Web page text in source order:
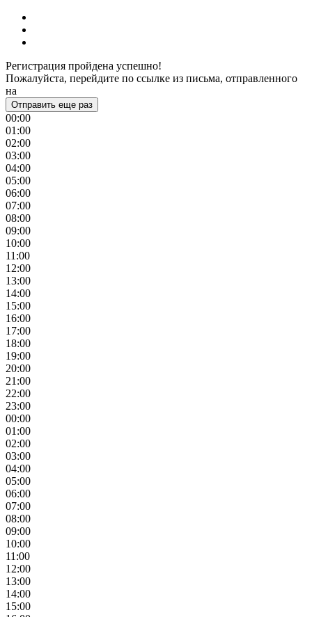
Регистрация пройдена успешно!
Пожалуйста, перейдите по ссылке из письма, отправленного
на
Отправить еще раз
00:00
01:00
02:00
03:00
04:00
05:00
06:00
07:00
08:00
09:00
10:00
11:00
12:00
13:00
14:00
15:00
16:00
17:00
18:00
19:00
20:00
21:00
22:00
23:00
00:00
01:00
02:00
03:00
04:00
05:00
06:00
07:00
08:00
09:00
10:00
11:00
12:00
13:00
14:00
15:00